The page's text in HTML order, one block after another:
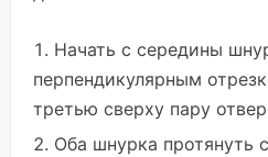
Начать с середины
перпендикулярным
третью сверху пару
Оба шнурка протянуть